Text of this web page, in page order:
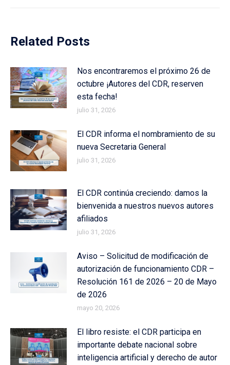
Related Posts
Nos encontraremos el próximo 26 de
octubre ¡Autores del CDR, reserven
esta fecha!
julio 31, 2026
El CDR informa el nombramiento de su
nueva Secretaria General
julio 31, 2026
El CDR continúa creciendo: damos la
bienvenida a nuestros nuevos autores
afiliados
julio 31, 2026
Aviso – Solicitud de modificación de
autorización de funcionamiento CDR –
Resolución 161 de 2026 – 20 de Mayo
de 2026
mayo 20, 2026
El libro resiste: el CDR participa en
importante debate nacional sobre
inteligencia artificial y derecho de autor